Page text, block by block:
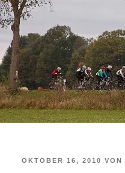
VERÖFFENTLICHT
OKTOBER 16, 2010 VON